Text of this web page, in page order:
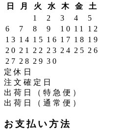
日
月 火 水 木 金
土
1
2 3 4
5
6
7 8 9 10 11
12
13 14 15 16 17 18 19
20 21 22 23 24 25 26
27 28 29 30
定休日
注文確定日
出荷日（特急便）
出荷日（通常便）
お支払い方法